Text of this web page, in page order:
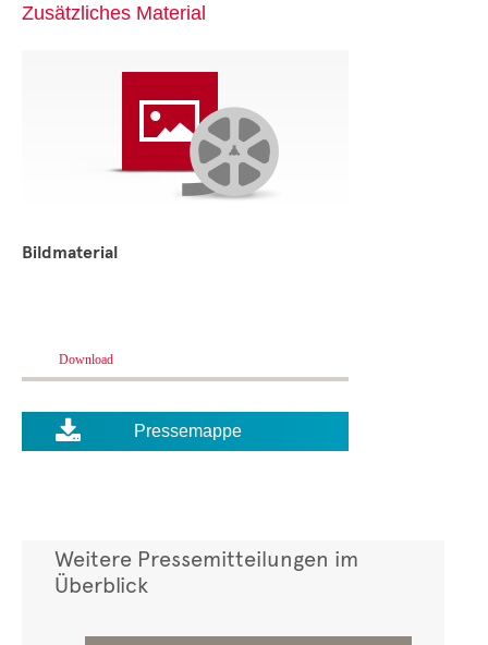
Zusätzliches Material
Bildmaterial
Download
 Pressemappe
Weitere Pressemitteilungen im
Überblick